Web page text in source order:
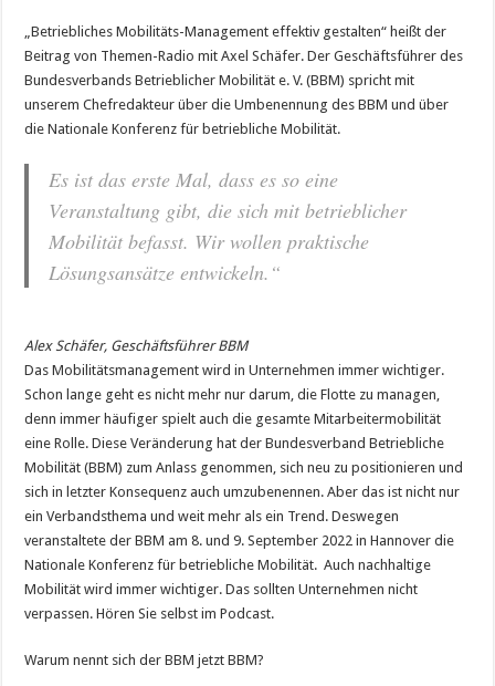
„Betriebliches Mobilitäts-Management effektiv gestalten“ heißt der
Beitrag von Themen-Radio mit Axel Schäfer. Der Geschäftsführer des
Bundesverbands Betrieblicher Mobilität e. V. (BBM) spricht mit
unserem Chefredakteur über die Umbenennung des BBM und über
die Nationale Konferenz für betriebliche Mobilität.
Es ist das erste Mal, dass es so eine
Veranstaltung gibt, die sich mit betrieblicher
Mobilität befasst. Wir wollen praktische
Lösungsansätze entwickeln.“
Alex Schäfer, Geschäftsführer BBM
Das Mobilitätsmanagement wird in Unternehmen immer wichtiger.
Schon lange geht es nicht mehr nur darum, die Flotte zu managen,
denn immer häufiger spielt auch die gesamte Mitarbeitermobilität
eine Rolle. Diese Veränderung hat der Bundesverband Betriebliche
Mobilität (BBM) zum Anlass genommen, sich neu zu positionieren und
sich in letzter Konsequenz auch umzubenennen. Aber das ist nicht nur
ein Verbandsthema und weit mehr als ein Trend. Deswegen
veranstaltete der BBM am 8. und 9. September 2022 in Hannover die
Nationale Konferenz für betriebliche Mobilität. Auch nachhaltige
Mobilität wird immer wichtiger. Das sollten Unternehmen nicht
verpassen. Hören Sie selbst im Podcast.
Warum nennt sich der BBM jetzt BBM?